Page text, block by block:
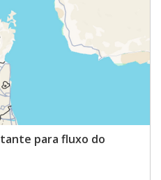
para fluxo do